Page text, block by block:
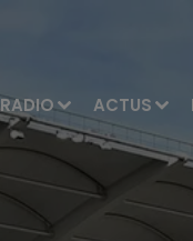
RADIO ACTUS